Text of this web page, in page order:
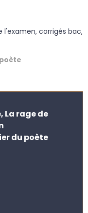
l'examen, corrigés bac,
La rage de
du poète